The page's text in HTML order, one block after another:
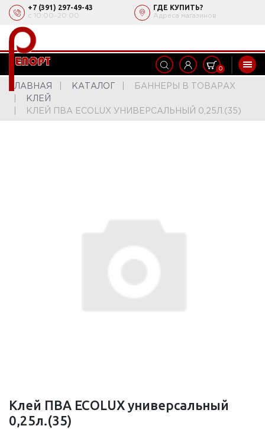
+7 (391) 297-49-43
с 10:00‒20:00
ГДЕ КУПИТЬ?
Адреса магазинов
0
ГЛАВНАЯ КАТАЛОГ
БАННЕРЫ В ТОВАРАХ
КЛЕЙ
КЛЕЙ ПВА ECOLUX УНИВЕРСАЛЬНЫЙ 0,25Л.(35)
Клей ПВА ECOLUX универсальный
0,25л.(35)